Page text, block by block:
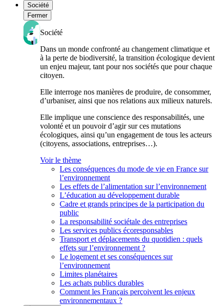
Société
Fermer
Société
Dans un monde confronté au changement climatique et
à la perte de biodiversité, la transition écologique devient
un enjeu majeur, tant pour nos sociétés que pour chaque
citoyen.
Elle interroge nos manières de produire, de consommer,
d’urbaniser, ainsi que nos relations aux milieux naturels.
Elle implique une conscience des responsabilités, une
volonté et un pouvoir d’agir sur ces mutations
écologiques, ainsi qu’un engagement de tous les acteurs
(citoyens, associations, entreprises…).
Voir le thème
Les conséquences du mode de vie en France sur
l’environnement
Les effets de l’alimentation sur l’environnement
L’éducation au développement durable
Cadre et grands principes de la participation du
public
La responsabilité sociétale des entreprises
Les services publics écoresponsables
Transport et déplacements du quotidien : quels
effets sur l’environnement ?
Le logement et ses conséquences sur
l’environnement
Limites planétaires
Les achats publics durables
Comment les Français perçoivent les enjeux
environnementaux ?